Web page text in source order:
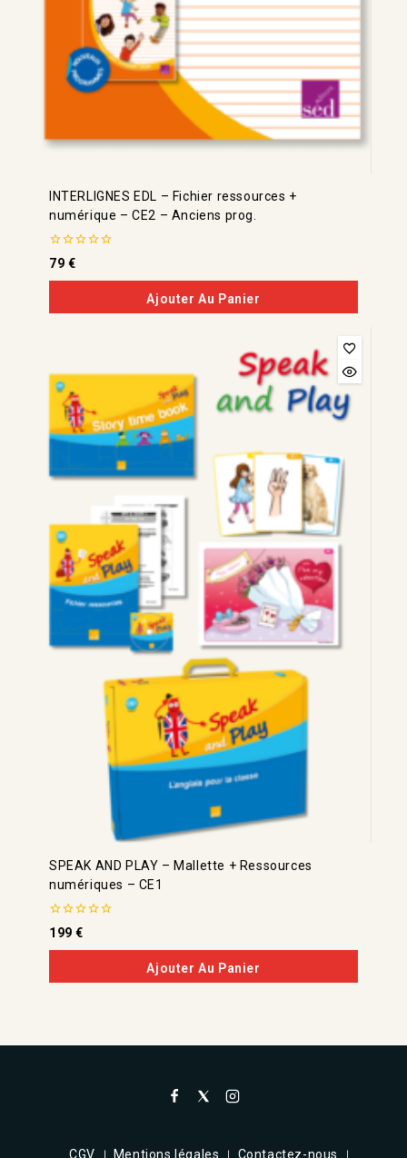
INTERLIGNES EDL – Fichier ressources +
numérique – CE2 – Anciens prog.
0
de
5
79 €
Ajouter Au Panier
SPEAK AND PLAY – Mallette + Ressources
numériques – CE1
0
de
5
199€
Ajouter Au Panier
CGV Mentions légales Contactez-nous